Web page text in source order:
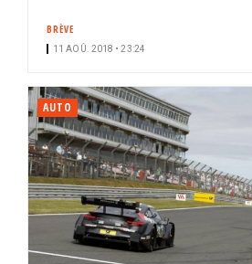
BRÈVE
11 AOÛ. 2018 • 23:24
AUTO